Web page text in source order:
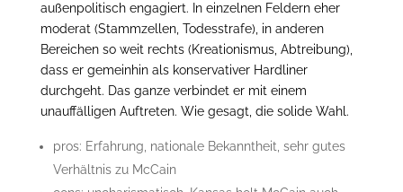
außenpolitisch engagiert. In einzelnen Feldern eher
moderat (Stammzellen, Todesstrafe), in anderen
Bereichen so weit rechts (Kreationismus, Abtreibung),
dass er gemeinhin als konservativer Hardliner
durchgeht. Das ganze verbindet er mit einem
unauffälligen Auftreten. Wie gesagt, die solide Wahl.
pros: Erfahrung, nationale Bekanntheit, sehr gutes
Verhältnis zu McCain